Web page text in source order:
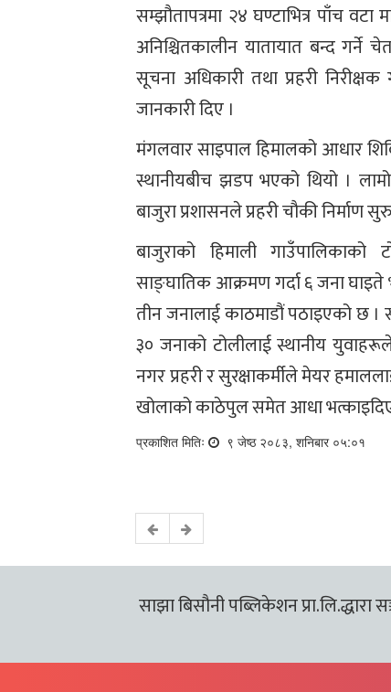
सम्झौतापत्रमा २४ घण्टाभित्र पाँच
अनिश्चितकालीन यातायात बन्द गर्ने
सूचना अधिकारी तथा प्रहरी
जानकारी दिए ।
मंगलवार साइपाल हिमालको आधार
स्थानीयबीच झडप भएको थियो ।
बाजुरा प्रशासनले प्रहरी चौकी निर्माण
बाजुराको हिमाली गाउँपालिकाको
साङ्घातिक आक्रमण गर्दा ६ जना
तीन जनालाई काठमाडौं पठाइएको छ
३० जनाको टोलीलाई स्थानीय
नगर प्रहरी र सुरक्षाकर्मीले मेयर
खोलाको काठेपुल समेत आधा
प्रकाशित मितिः ९ जेष्ठ २०८३, शनिबार ०५:०१
साझा बिसौनी पब्लिकेशन प्रा.लि.द्धारा